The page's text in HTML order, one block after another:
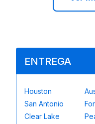
ENTREGA
Houston
San Antonio
Clear Lake